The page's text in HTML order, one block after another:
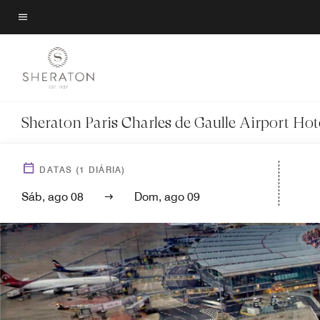
Skip
to
content
Texto do menu
Sheraton Paris Charles de Gaulle Airport
DATAS (1 DIÁRIA)
Sáb, ago 08 Dom, ago 09